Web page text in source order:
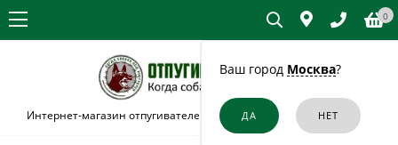
Ваш город Москва?
0
Интернет-магазин отпугивателей собак и кошек в Электрогорске